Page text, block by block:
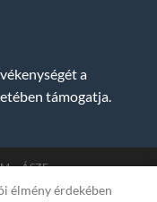
a
támogatja.
ÁSZF
| Hegyvidék Média
élmény érdekében